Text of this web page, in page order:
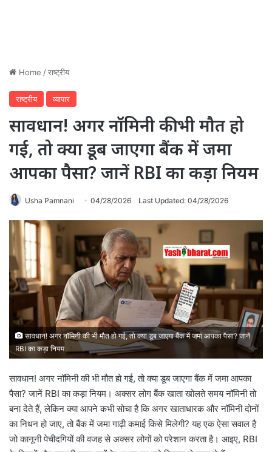
Home /राष्ट्रीय
राष्ट्रीय व्यापार
सावधान! अगर नॉमिनी की भी मौत हो
गई, तो क्या डूब जाएगा बैंक में जमा
आपका पैसा? जानें RBI का कड़ा नियम
Usha Pamnani 04/28/2026 Last Updated: 04/28/2026
सावधान! अगर नॉमिनी की भी मौत हो गई, तो क्या डूब जाएगा बैंक में जमा आपका पैसा? जानें
RBI का कड़ा नियम
सावधान! अगर नॉमिनी की भी मौत हो गई, तो क्या डूब जाएगा बैंक में जमा आपका
पैसा? जानें RBI का कड़ा नियम। अक्सर लोग बैंक खाता खोलते समय नॉमिनी तो
बना देते हैं, लेकिन क्या आपने कभी सोचा है कि अगर खाताधारक और नॉमिनी दोनों
का निधन हो जाए, तो बैंक में जमा गाढ़ी कमाई किसे मिलेगी? यह एक ऐसा सवाल है
जो कानूनी पेचीदगियों की वजह से अक्सर लोगों को परेशान करता है। आइए, RBI